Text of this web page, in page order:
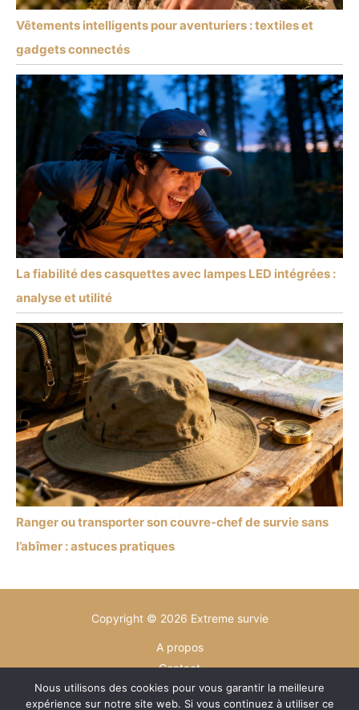
Vêtements intelligents pour aventuriers : textiles et
gadgets connectés
La fiabilité des casquettes avec lampes LED intégrées :
analyse et utilité
Ranger ou transporter son couvre-chef de survie sans
l’abîmer : astuces pratiques
Copyright © 2026 Extreme survie
A propos
Contact
Plan du site
Nous utilisons des cookies pour vous garantir la meilleure
expérience sur notre site web. Si vous continuez à utiliser ce